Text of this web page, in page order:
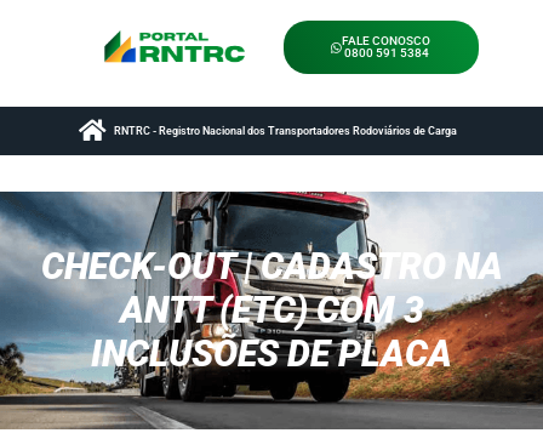
FALE CONOSCO
0800 591 5384
RNTRC - Registro Nacional dos Transportadores Rodoviários de Carga
CHECK-OUT | CADASTRO NA
ANTT (ETC) COM 3
INCLUSÕES DE PLACA